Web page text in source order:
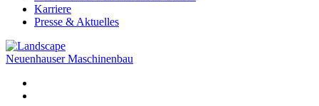
Karriere
Presse & Aktuelles
Neuenhauser Maschinenbau